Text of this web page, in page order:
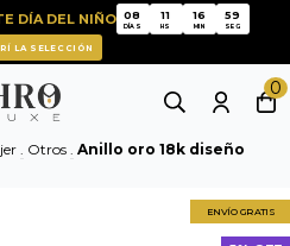
DÍA DEL NIÑO
08
08
DÍAS
11
11
HS
16
16
MIN
59
59
SEG
LA SELECCIÓN
0
Otros Anillo oro 18k diseño
ENVÍO GRATIS